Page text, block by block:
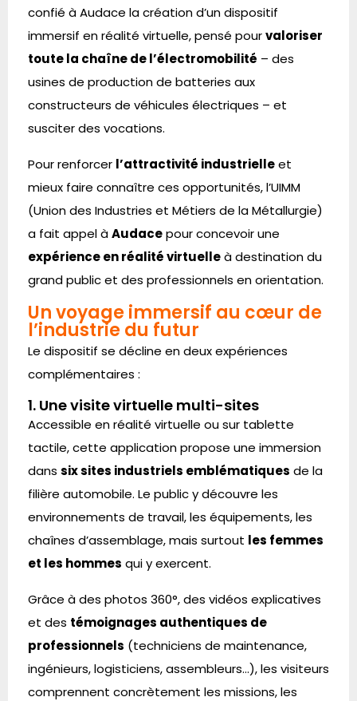
confié à Audace la création d’un dispositif
immersif en réalité virtuelle, pensé pourvaloriser
toute la chaîne de l’électromobilité – des
usines de production de batteries aux
constructeurs de véhicules électriques – et
susciter des vocations.
Pour renforcer l’attractivité industrielleet
mieux faire connaître ces opportunités, l’UIMM
(Union des Industries et Métiers de la Métallurgie)
a fait appel àAudacepour concevoir une
expérience en réalité virtuelleà destination du
grand public et des professionnels en orientation.
Un voyage immersif au cœur de
l’industrie du futur
Le dispositif se décline en deux expériences
complémentaires :
1. Une visite virtuelle multi-sites
Accessible en réalité virtuelle ou sur tablette
tactile, cette application propose une immersion
dans six sites industriels emblématiques de la
filière automobile. Le public y découvre les
environnements de travail, les équipements, les
chaînes d’assemblage, mais surtout les femmes
et les hommes qui y exercent.
Grâce à des photos 360°, des vidéos explicatives
et des témoignages authentiques de
professionnels (techniciens de maintenance,
ingénieurs, logisticiens, assembleurs…), les visiteurs
comprennent concrètement les missions, les